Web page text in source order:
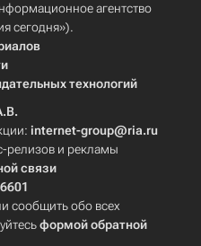
агентство
сегодня»).
технологий
internet-group@ria.ru
релизов и рекламы
связи
сообщить обо всех
формой обратной